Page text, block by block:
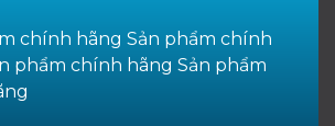
chính hãng Sản phẩm chính
phẩm chính hãng Sản phẩm